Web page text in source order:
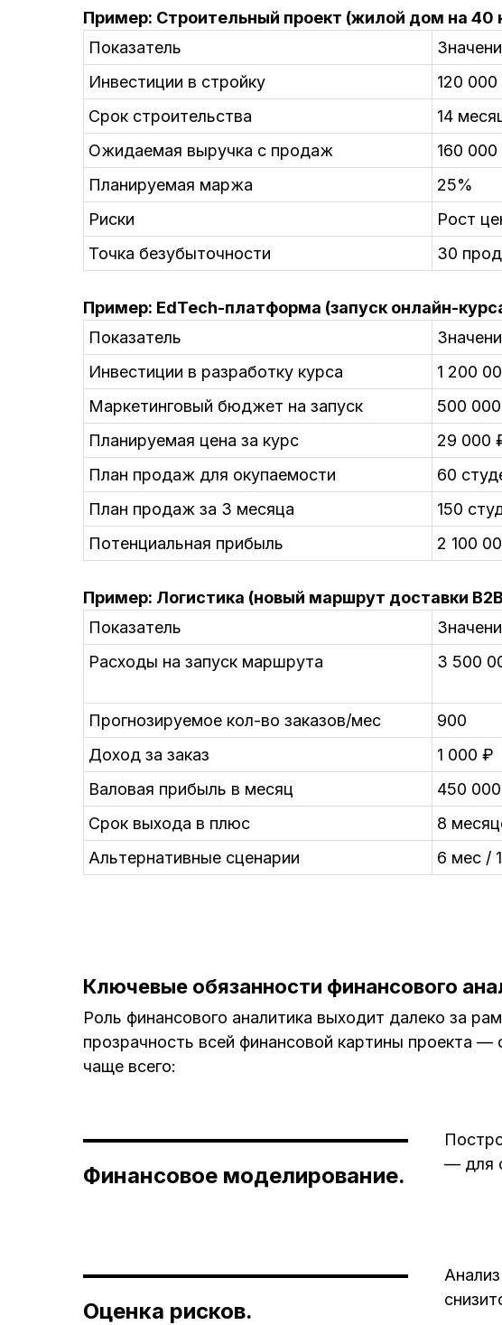
Пример: Строительный проект (жилой дом на 40
Показатель
Инвестиции в стройку
120
Срок строительства
14
Ожидаемая выручка с продаж
160
Планируемая маржа
25%
Риски
Рост
Точка безубыточности
30
Пример: EdTech-платформа (запуск онлайн-
Показатель
Инвестиции в разработку курса
1 200
Маркетинговый бюджет на запуск
500
Планируемая цена за курс
29 000
План продаж для окупаемости
60
План продаж за 3 месяца
150
Потенциальная прибыль
2 100
Пример: Логистика (новый маршрут доставки
Показатель
Расходы на запуск маршрута
3 500
Прогнозируемое кол-во заказов/мес
900
Доход за заказ
1 000 ₽
Валовая прибыль в месяц
450
Срок выхода в плюс
8
Альтернативные сценарии
6 мес /
Ключевые обязанности финансового
Роль финансового аналитика выходит далеко за
прозрачность всей финансовой картины проекта
чаще всего:
Финансовое моделирование.
— для
Оценка рисков.